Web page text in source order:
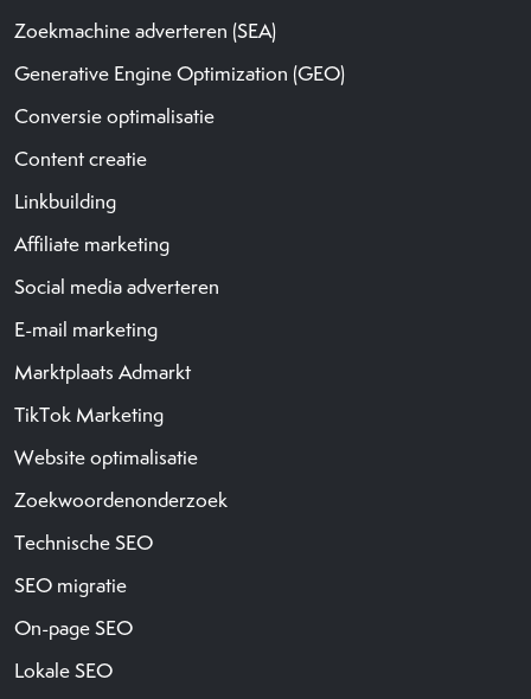
Zoekmachine adverteren (SEA)
Generative Engine Optimization (GEO)
Conversie optimalisatie
Content creatie
Linkbuilding
Affiliate marketing
Social media adverteren
E-mail marketing
Marktplaats Admarkt
TikTok Marketing
Website optimalisatie
Zoekwoordenonderzoek
Technische SEO
SEO migratie
On-page SEO
Lokale SEO